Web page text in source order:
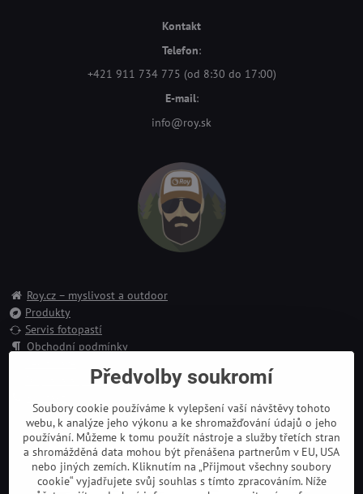
Kontakt
Telefon:
+421 911 734 775 (od 8:30 do 17:00)
E-mail:
info@roy.sk
Roy.cz – myslivost a outdoor
Produkty
Servis fotopastí
Obchodní podmínky
Doprava a platbaPředvolby soukromí
Soubory cookie používáme k vylepšení vaší návštěvy tohoto
webu, k analýze jeho výkonu a ke shromažďování údajů o jeho
používání. Můžeme k tomu použít nástroje a služby třetích stran
a shromážděná data mohou být přenášena partnerům v EU, USA
nebo jiných zemích. Kliknutím na „Přijmout všechny soubory
cookie“ vyjadřujete svůj souhlas s tímto zpracováním. Níže